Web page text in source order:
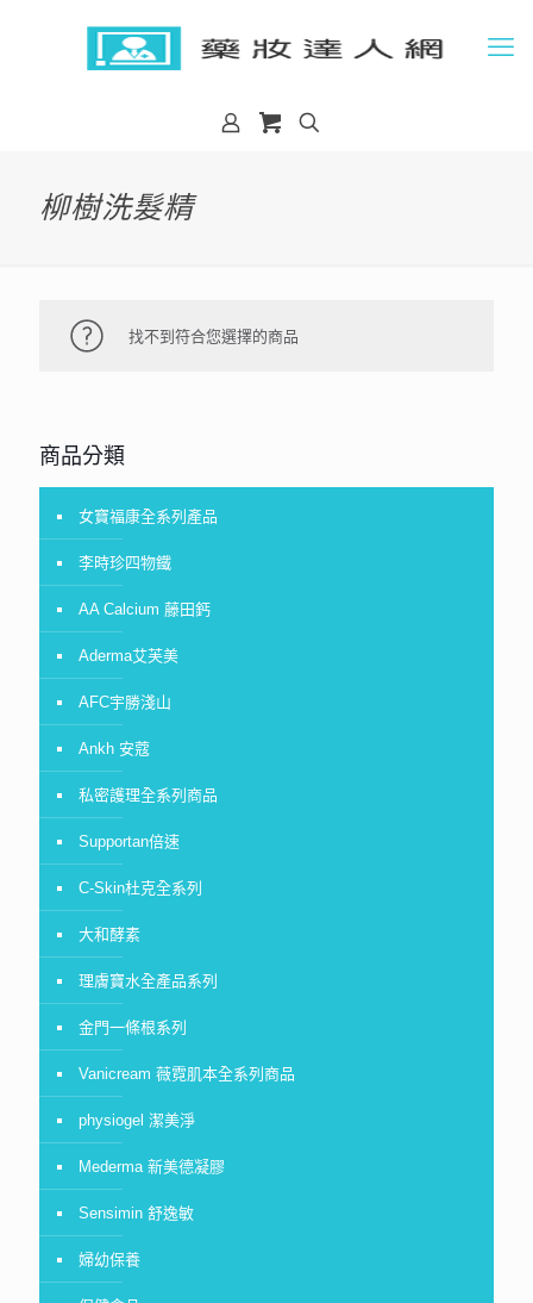
柳樹洗髮精
找不到符合您選擇的商品
商品分類
女寶福康全系列產品
李時珍四物鐵
AA Calcium 藤田鈣
Aderma艾芙美
AFC宇勝淺山
Ankh 安蔻
私密護理全系列商品
Supportan倍速
C-Skin杜克全系列
大和酵素
理膚寶水全產品系列
金門一條根系列
Vanicream 薇霓肌本全系列商品
physiogel 潔美淨
Mederma 新美德凝膠
Sensimin 舒逸敏
婦幼保養